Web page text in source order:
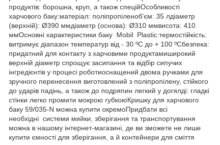
продуктів: борошна, круп, а також спеційОсобливості
харчового баку:матеріал: поліпропіленоб’єм: 35 лдіаметр
(верхній): Ø390 ммдіаметр (основа): Ø310 ммвисота: 410
ммОсновні характеристики баку Mobil Plastic:термостійкість:
витримує діапазон температур від - 30 ºC до + 100 ºCбезпека:
придатний для контакту з харчовими продуктамиширокий
верхній діаметр спрощує засипання та відбір сипучих
інгредієнтів у процесі роботиоснащений двома ручками для
зручного перенесення виготовлений з поліпропілену, стійкого
до ударів падінь, а також до подряпин легкий у догялді: гладкі
стінки легко промити мокрою губкоюКришку для харчового
баку 59/035-N можна купити окремоПридбати всі
необхідні системи мийки, зберігання та транспортування
можна в нашому інтернет-магазині, де ви зможете не лише
купити ємності для зберігання, а й контейнери для сміття